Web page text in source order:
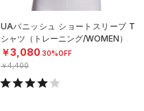
UAバニッシュ ショートスリーブ T
シャツ（トレーニング/WOMEN）
￥3,080 30%OFF
￥4,400